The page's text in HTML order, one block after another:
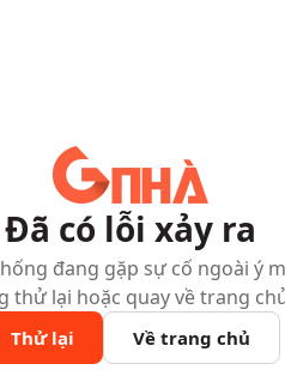
Đã có lỗi xảy ra
đang gặp sự cố ngoài ý
thử lại hoặc quay về trang
Thử lại Về trang chủ